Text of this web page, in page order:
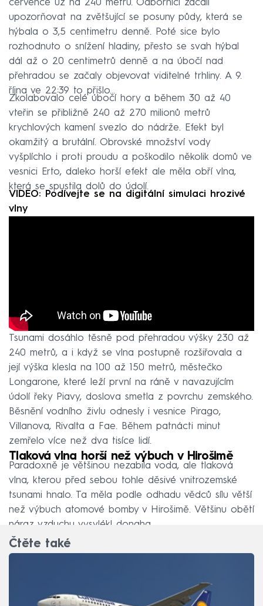
července už na 240 metrů. Odborníci začali
upozorňovat na zvětšující se posuny půdy, která se
hýbala o 3,5 centimetru denně. Poté sice bylo
rozhodnuto o snížení hladiny, přesto se svah hýbal
dál až o 20 centimetrů denně a na úbočí nad
přehradou se začaly objevovat viditelné trhliny. A 9.
října ve 22:39 to přišlo…
Zkolabovalo celé úbočí hory a během 30 až 40
vteřin se přibližně 240 až 270 milionů metrů
krychlových kamení svezlo do nádrže. Efekt byl
okamžitý a brutální. Obrovské množství vody
vyšplíchlo i proti proudu a poškodilo několik domů ve
vesnici Erto, daleko horší efekt ale měla obří vlna,
která se spustila dolů do údolí.
VIDEO: Podívejte se na digitální simulaci hrozivé
vlny
Tsunami dosáhlo těsně pod přehradou výšky 230 až
240 metrů, a i když se vlna postupně rozšiřovala a
její výška klesla na 100 až 150 metrů, městečko
Longarone, které leží první na ráně v navazujícím
údolí řeky Piavy, doslova smetla z povrchu zemského.
Běsnění vodního živlu odnesly i vesnice Pirago,
Villanova, Rivalta a Fae. Během patnácti minut
zemřelo více než dva tisíce lidí.
Tlaková vlna horší než výbuch v Hirošimě
Paradoxně je většinou nezabila voda, ale tlaková
vlna, kterou před sebou tohle děsivé vnitrozemské
tsunami hnalo. Ta měla podle odhadu vědců sílu větší
než výbuch atomové bomby v Hirošimě. Většinu obětí
náraz vzduchu vysvlékl donaha…
Čtěte také